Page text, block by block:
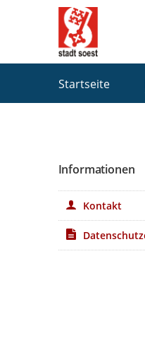
Startseite
Informationen
Kontakt